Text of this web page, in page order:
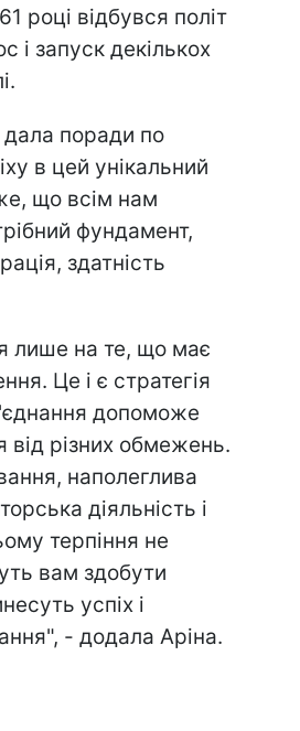
році відбувся політ
і запуск декількох
поради по
в цей унікальний
що всім нам
фундамент,
здатність
лише на те, що має
Це і є стратегія
допоможе
від різних обмежень.
наполеглива
діяльність і
терпіння не
вам здобути
успіх і
- додала Аріна.